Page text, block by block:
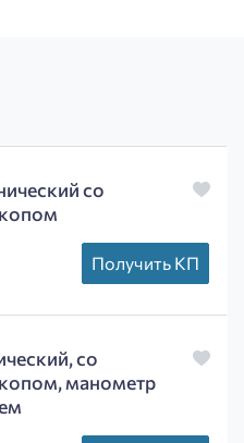
со
Получить КП
со
манометр